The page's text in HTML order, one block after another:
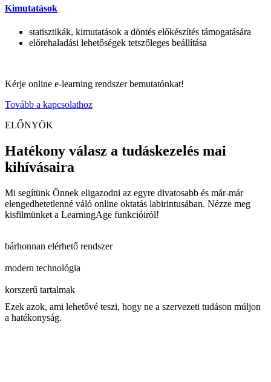
Kimutatások
statisztikák, kimutatások a döntés előkészítés támogatására
előrehaladási lehetőségek tetszőleges beállítása
Kérje online e-learning rendszer bemutatónkat!
Tovább a kapcsolathoz
ELŐNYÖK
Hatékony válasz a tudáskezelés mai
kihívásaira
Mi segítünk Önnek eligazodni az egyre divatosabb és már-már
elengedhetetlenné váló online oktatás labirintusában. Nézze meg
kisfilmünket a LearningAge funkcióiról!
bárhonnan elérhető rendszer
modern technológia
korszerű tartalmak
Ezek azok, ami lehetővé teszi, hogy ne a szervezeti tudáson múljon
a hatékonyság.